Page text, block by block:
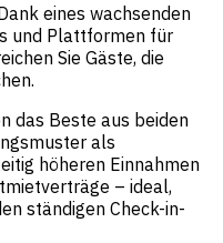
eines wachsenden
und Plattformen für
Sie Gäste, die
das Beste aus beiden
als
höheren Einnahmen
– ideal,
ständigen Check-in-